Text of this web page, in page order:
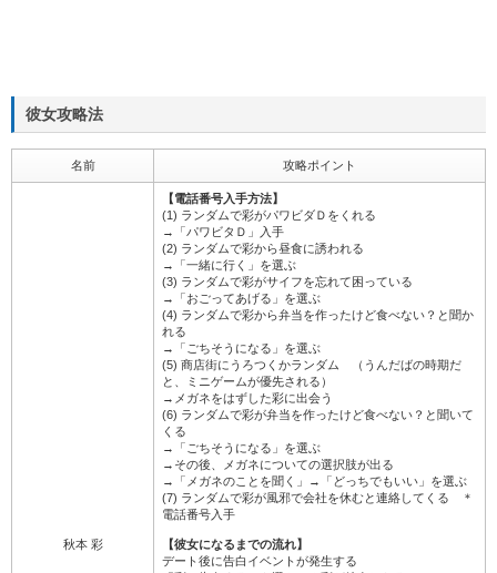
彼女攻略法
名前 攻略ポイント
秋本 彩
【電話番号入手方法】
(1) ランダムで彩がパワビダＤをくれる
→「パワビタＤ」入手
(2) ランダムで彩から昼食に誘われる
→「一緒に行く」を選ぶ
(3) ランダムで彩がサイフを忘れて困っている
→「おごってあげる」を選ぶ
(4) ランダムで彩から弁当を作ったけど食べない？と聞か
れる
→「ごちそうになる」を選ぶ
(5) 商店街にうろつくかランダム （うんだばの時期だ
と、ミニゲームが優先される）
→メガネをはずした彩に出会う
(6) ランダムで彩が弁当を作ったけど食べない？と聞いて
くる
→「ごちそうになる」を選ぶ
→その後、メガネについての選択肢が出る
→「メガネのことを聞く」→「どっちでもいい」を選ぶ
(7) ランダムで彩が風邪で会社を休むと連絡してくる ＊
電話番号入手
【彼女になるまでの流れ】
デート後に告白イベントが発生する